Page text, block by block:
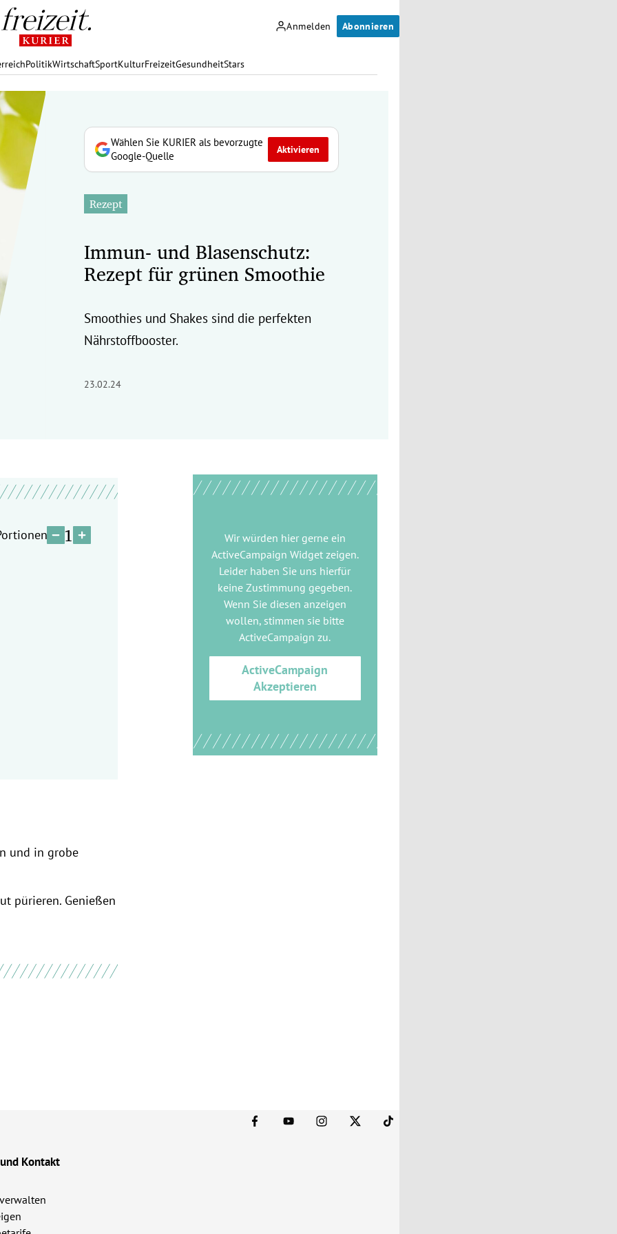
Anmelden Abonnieren
PolitikWirtschaftSportKulturFreizeitGesundheitStars
Wählen Sie KURIER als bevorzugte
Google-Quelle
Aktivieren
Rezept
Immun- und Blasenschutz:
Rezept für grünen Smoothie
Smoothies und Shakes sind die perfekten
Nährstoffbooster.
23.02.24
1
und in grobe
pürieren. Genießen
Wir würden hier gerne ein
ActiveCampaign Widgetzeigen.
Leider haben Sie uns hierfür
keine Zustimmung gegeben.
Wenn Sie diesen anzeigen
wollen, stimmen sie bitte
ActiveCampaign zu.
ActiveCampaign
Akzeptieren
Kontakt